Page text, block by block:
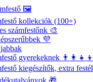
🖼️
kollekciók (100+)
számfestőnk 🎨
💜
gyerekeknek 👨‍👩‍👧‍👦
kiegészítők, extra